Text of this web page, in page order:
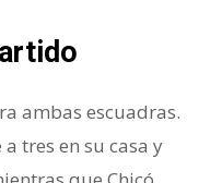
ambas escuadras.
tres en su casa y